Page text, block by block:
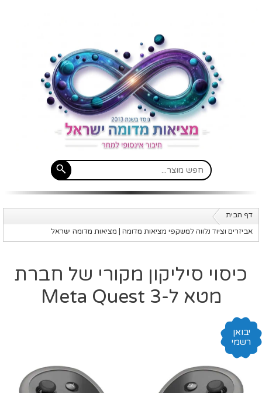
דף הבית
אביזרים וציוד נלווה למשקפי מציאות מדומה | מציאות מדומה ישראל
כיסוי סיליקון מקורי של חברת
מטא ל-Meta Quest 3
יבואן
רשמי